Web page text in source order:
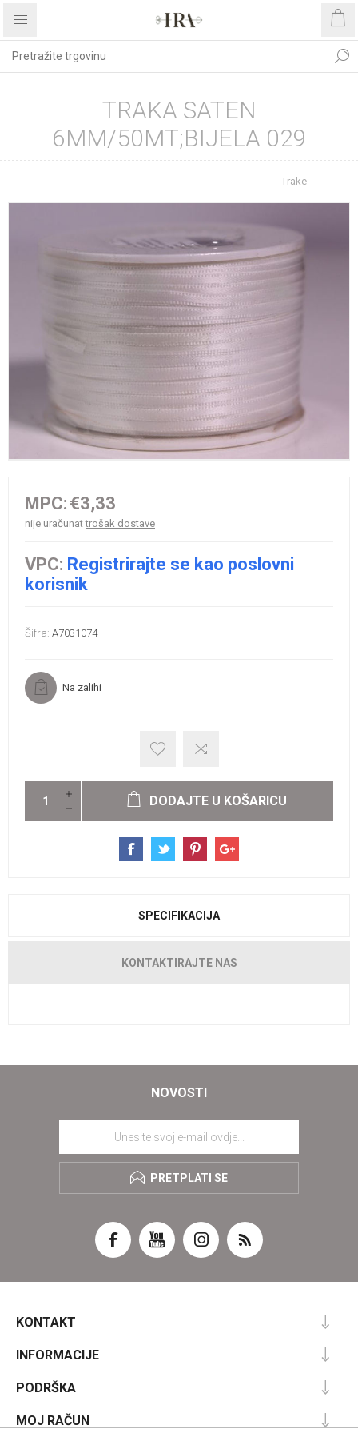
TRAKA SATEN
6MM/50MT;BIJELA 029
Trake
MPC: €3,33
nije uračunattrošak dostave
VPC: Registrirajte se kao poslovni
korisnik
Šifra: A7031074
Na zalihi
DODAJTE U KOŠARICU
SPECIFIKACIJA
KONTAKTIRAJTE NAS
NOVOSTI
PRETPLATI SE
KONTAKT
INFORMACIJE
PODRŠKA
MOJ RAČUN